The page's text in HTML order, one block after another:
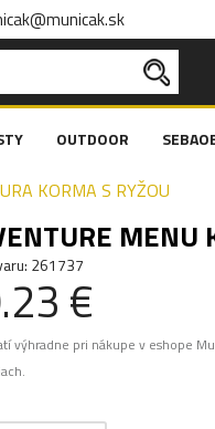
OUTDOOR
KORMA S RYŽOU
MENU
261737
.23 €
výhradne pri nákupe v eshope